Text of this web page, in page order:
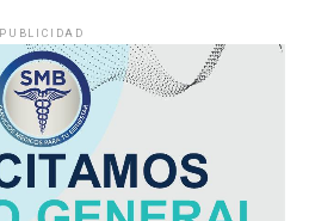
PUBLICIDAD